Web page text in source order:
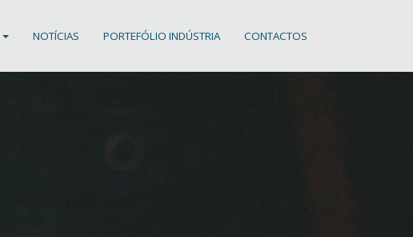
NOTÍCIAS PORTEFÓLIO INDÚSTRIA CONTACTOS